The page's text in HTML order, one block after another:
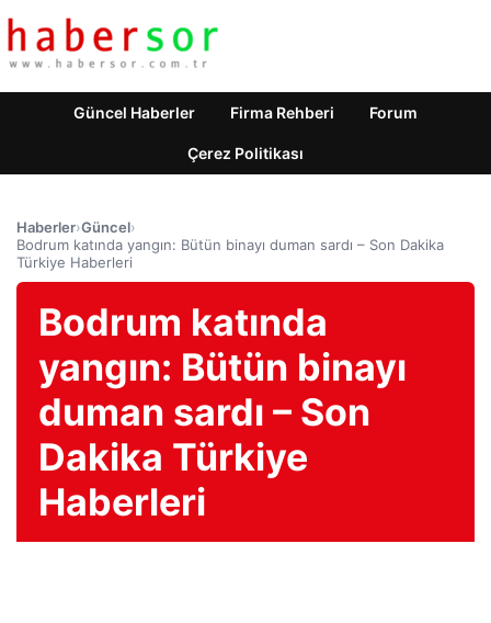
Güncel Haberler Firma Rehberi Forum
Çerez Politikası
Haberler›Güncel›
Bodrum katında yangın: Bütün binayı duman sardı – Son Dakika
Türkiye Haberleri
Bodrum katında
yangın: Bütün binayı
duman sardı – Son
Dakika Türkiye
Haberleri